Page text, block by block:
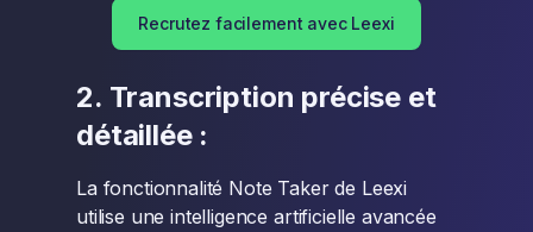
Recrutez facilement avec Leexi
2. Transcription précise et
détaillée :
La fonctionnalité Note Taker de Leexi
utilise une intelligence artificielle avancée